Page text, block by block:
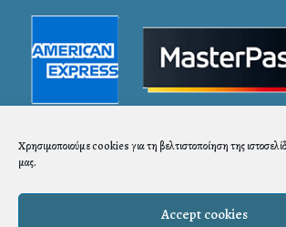
Χρησιμοποιούμε cookies για τη βελτιστοποίηση της
μας.
Accept cookies